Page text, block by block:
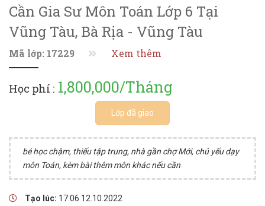
Cần Gia Sư Môn Toán Lớp 6 Tại
Vũng Tàu, Bà Rịa - Vũng Tàu
Mã lớp: 17229 Xem thêm
Học phí : 1,800,000/Tháng
Lớp đã giao
bé học chậm, thiếu tập trung, nhà gần chợ Mới, chủ yếu dạy
môn Toán, kèm bài thêm môn khác nếu cần
Tạo lúc: 17:06 12.10.2022